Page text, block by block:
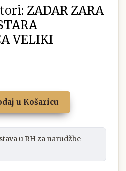
ZADAR ZARA
VELIKI
u Košaricu
u RH za narudžbe